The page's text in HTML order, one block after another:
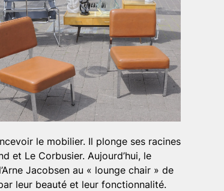
le mobilier. Il plonge ses racines
et Le Corbusier. Aujourd’hui, le
Jacobsen au « lounge chair » de
leur beauté et leur fonctionnalité.